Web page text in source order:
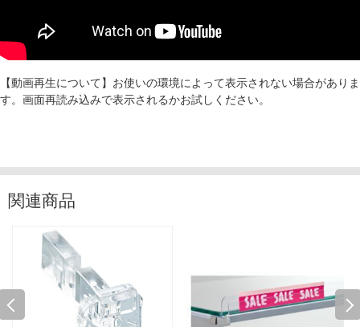
【動画再生について】お使いの環境によって表示されない場合がありま
す。画面再読み込みで表示されるかお試しください。
関連商品